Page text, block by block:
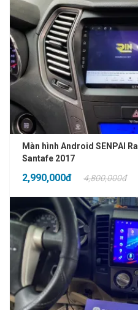
Màn hình Android SENPAI
Santafe 2017
2,990,000đ 4,800,000đ